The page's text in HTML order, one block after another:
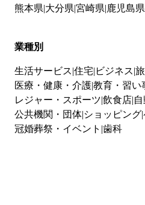
熊本県 大分県 宮崎県 鹿児島県
業種別
生活サービス 住宅 ビジネス
医療・健康・介護教育・習い
レジャー・スポーツ 飲食店
公共機関・団体 ショッピング
冠婚葬祭・イベント 歯科